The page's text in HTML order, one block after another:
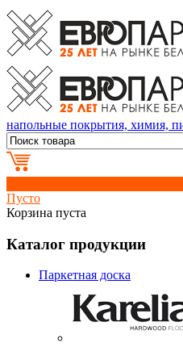
напольные покрытия, химия,
Пусто
Корзина пуста
Каталог продукции
Паркетная доска